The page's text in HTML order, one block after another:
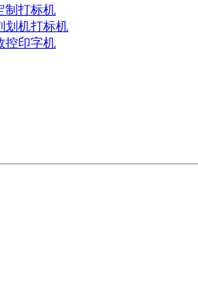
制打标机
划机打标机
控印字机